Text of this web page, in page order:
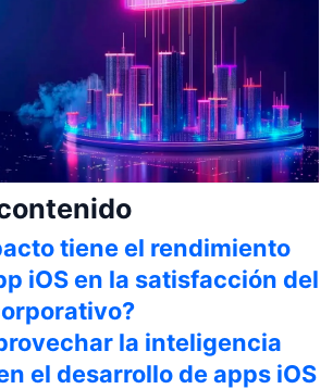
tiene el rendimiento
iOS en la satisfacción del
la inteligencia
el desarrollo de apps iOS